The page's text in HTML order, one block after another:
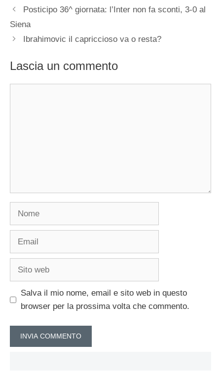
Posticipo 36^ giornata: l’Inter non fa sconti, 3-0 al
Siena
Ibrahimovic il capriccioso va o resta?
Lascia un commento
Nome
Email
Sito
Salva il mio nome, email e sito web in questo
browser per la prossima volta che commento.